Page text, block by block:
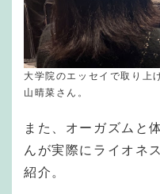
大学院のエッセイで取り上
山晴菜さん。
また、オーガズムと
んが実際にライオネ
紹介。